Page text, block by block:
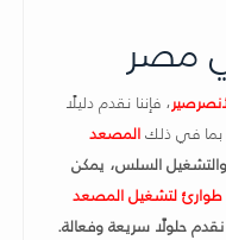
مصر
، فإننا نقدم دليلًا
بما في ذلكالمصعد
السلس، يمكن
طوارئ لتشغيل المصعد
حلولًا سريعة وفعالة.